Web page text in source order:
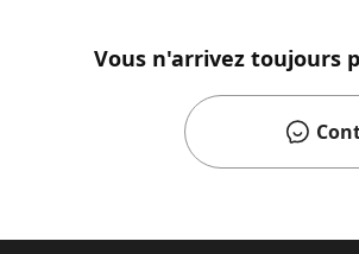
Vous n'arrivez toujours